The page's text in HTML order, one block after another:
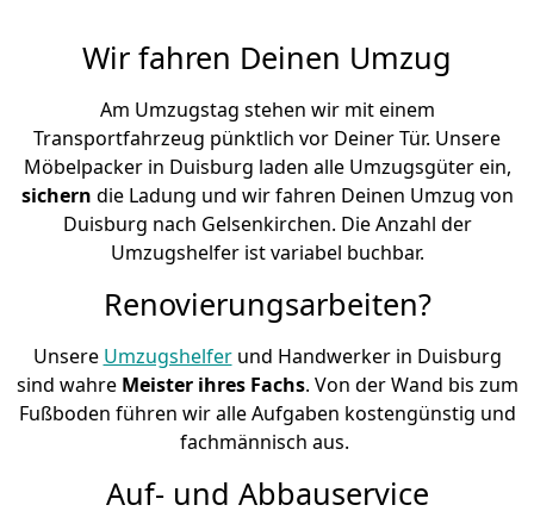
Wir fahren Deinen Umzug
Am Umzugstag stehen wir mit einem
Transportfahrzeug pünktlich vor Deiner Tür. Unsere
Möbelpacker in Duisburg laden alle Umzugsgüter ein,
sichern die Ladung und wir fahren Deinen Umzug von
Duisburg nach Gelsenkirchen. Die Anzahl der
Umzugshelfer ist variabel buchbar.
Renovierungsarbeiten?
Unsere Umzugshelferund Handwerker in Duisburg
sind wahre Meister ihres Fachs. Von der Wand bis zum
Fußboden führen wir alle Aufgaben kostengünstig und
fachmännisch aus.
Auf- und Abbauservice